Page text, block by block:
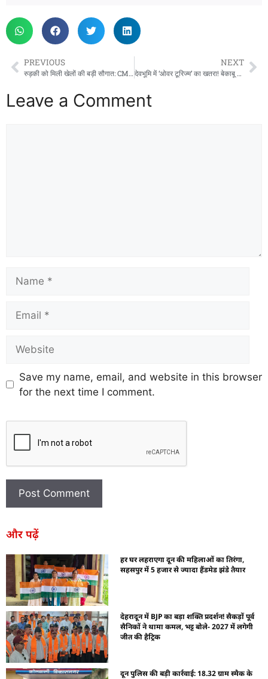
PREVIOUS
रुड़की को मिली खेलों की बड़ी सौगात: CM धामी ने 3.75 करोड़ के अत्याधुनिक स्पोर्ट्स कॉम्पलेक्स का किया लोकार्पण, खिलाड़ियों को मिलेंगी विश्वस्तरीय सुविधाएं
NEXT
देवभूमि में ‘ओवर टूरिज्म’ का खतरा! बेकाबू भीड़, अराजकता और पर्यावरणीय संकट पर उठे बड़े सवाल
Leave a Comment
Save my name, email, and website in this browser
for the next time I comment.
और पढ़ें
हर घर लहराएगा दून की महिलाओं का तिरंगा,
सहसपुर में 5 हजार से ज्यादा हैंडमेड झंडे तैयार
देहरादून में BJP का बड़ा शक्ति प्रदर्शन! सैकड़ों पूर्व
सैनिकों ने थामा कमल, भट्ट बोले- 2027 में लगेगी
जीत की हैट्रिक
दून पुलिस की बड़ी कार्रवाई: 18.32 ग्राम स्मैक के